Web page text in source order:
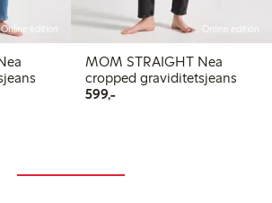
Online edition Online edition
MOM STRAIGHT Nea
cropped graviditetsjeans
599,-599,00 kr